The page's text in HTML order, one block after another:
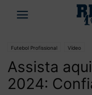
Futebol Profissional Vídeo
Assista
2024: